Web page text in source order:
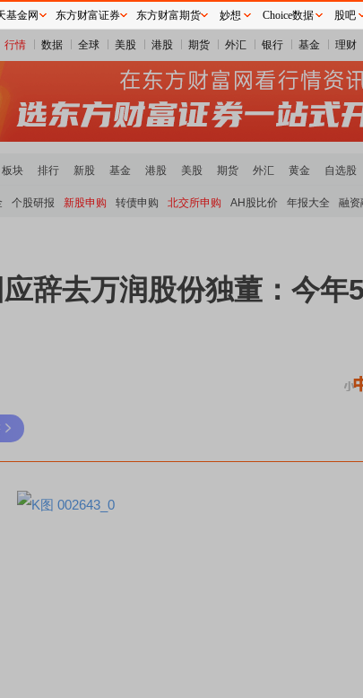
行情 数据 全球 美股 港股 期货 外汇 银行 基金 理财
板块 排行 新股 基金 港股 美股 期货 外汇 黄金 自选股
个股研报 新股申购 转债申购 北交所申购 AH股比价 年报大全 融资
辞去万润股份独董：今
稀土板块领涨
基金网 东方财富证券 东方财富期货 妙想 Choice数据 股吧